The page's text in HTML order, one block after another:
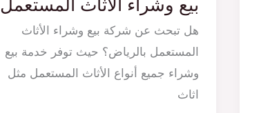
بيع وشراء الأثاث المستعمل
هل تبحث عن شركة بيع وشراء الأثاث
المستعمل بالرياض؟ حيث توفر خدمة بيع
وشراء جميع أنواع الأثاث المستعمل مثل
اثاث